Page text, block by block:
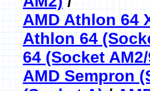
AMD Athlon 64
Athlon 64
64 (Socket
AMD Sempron